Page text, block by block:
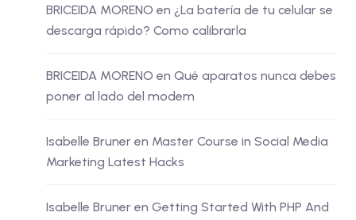
BRICEIDA MORENO en ¿La batería de tu celular se
descarga rápido? Como calibrarla
BRICEIDA MORENO en Qué aparatos nunca debes
poner al lado del modem
Isabelle Bruner en Master Course in Social Media
Marketing Latest Hacks
Isabelle Bruner en Getting Started With PHP And